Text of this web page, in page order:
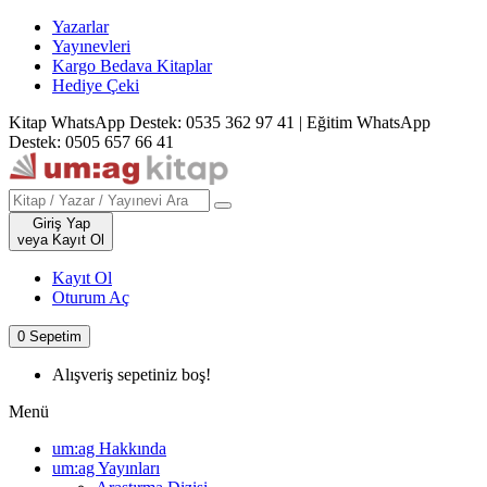
Yazarlar
Yayınevleri
Kargo Bedava Kitaplar
Hediye Çeki
Kitap WhatsApp Destek: 0535 362 97 41 | Eğitim WhatsApp
Destek: 0505 657 66 41
Giriş Yap
veya Kayıt Ol
Kayıt Ol
Oturum Aç
0 Sepetim
Alışveriş sepetiniz boş!
Menü
um:ag Hakkında
um:ag Yayınları